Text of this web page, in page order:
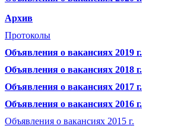
Архив
Протоколы
Объявления о вакансиях 2019 г.
Объявления о вакансиях 2018 г.
Объявления о вакансиях 2017 г.
Объявления о вакансиях 2016 г.
Объявления о вакансиях 2015 г.